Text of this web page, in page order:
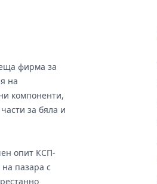
фирма за
на
компоненти,
за бяла и
опит КСП-
пазара с